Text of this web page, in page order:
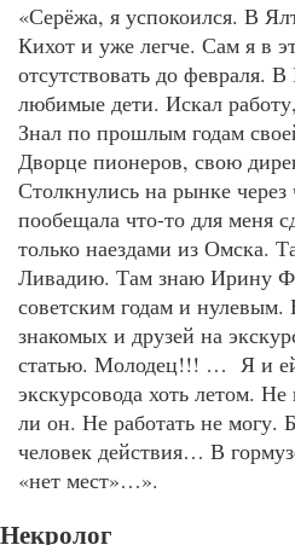
«Серёжа, я успокоился. В
Кихот и уже легче. Сам я в
отсутствовать до февраля.
любимые дети. Искал
Знал по прошлым годам
Дворце пионеров, свою
Столкнулись на рынке через
пообещала что-то для меня
только наездами из Омска.
Ливадию. Там знаю Ирину
советским годам и
знакомых и друзей на
статью. Молодец!!! … Я и
экскурсовода хоть летом.
ли он. Не работать не могу.
человек действия… В
«нет мест»…».
Некролог